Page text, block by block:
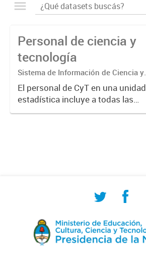
Personal de ciencia y
tecnología
Sistema de Información de Ciencia y
Tecnología Argentino (SICYTAR)
El personal de CyT en una unidad
estadística incluye a todas las
personas involucradas